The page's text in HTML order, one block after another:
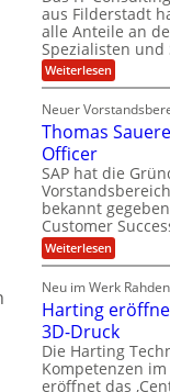
I
F
S
l
s
t
J
u
l
a
H
u
b
e
r
h
ä
l
t
6
e
n
n
t
C
T
O
V
P
S
a
l
s
E
n
g
i
c
u
r
i
t
y
y
s
m
S
t
e
l
l
a
r
n
V
e
r
s
aus Filderstadt
alle Anteile an
Spezialisten und
Weiterlesen:
A
l
f
O
n
e
G
r
o
u
p
b
e
r
n
i
Neuer
Thomas
Officer
SAP hat die
bekannt
Customer
Weiterlesen:
T
o
m
a
s
S
a
u
Neu im Werk Rahden
Harting
3D-Druck
Die Harting
Kompetenzen
eröffnet das